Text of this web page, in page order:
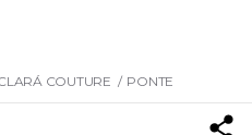
COUTURE / PONTE